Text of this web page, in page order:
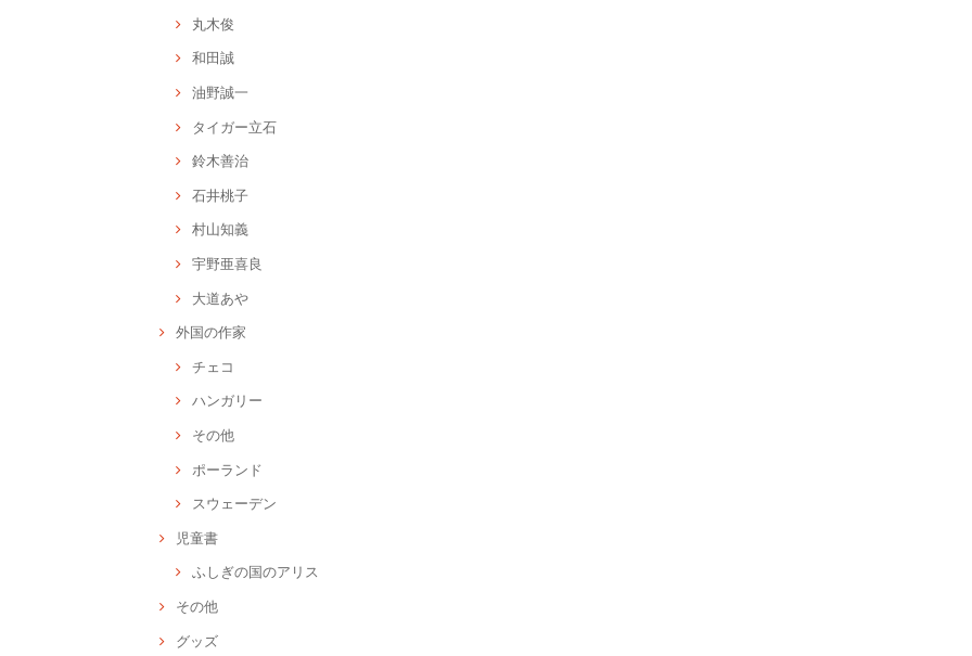
丸木俊
和田誠
油野誠一
タイガー立石
鈴木善治
石井桃子
村山知義
宇野亜喜良
大道あや
外国の作家
チェコ
ハンガリー
その他
ポーランド
スウェーデン
児童書
ふしぎの国のアリス
その他
グッズ